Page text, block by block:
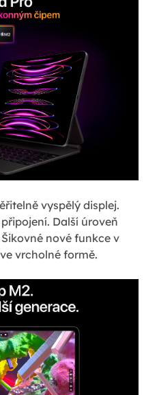
vyspělý displej.
Další úroveň
nové funkce v
vrcholné formě.